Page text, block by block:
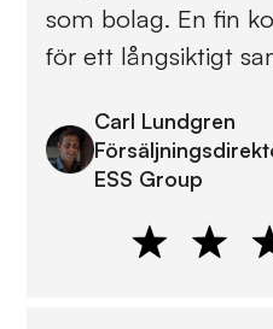
som bolag. En fin
för ett långsiktigt
Carl Lundgren
ESS Group